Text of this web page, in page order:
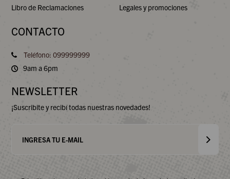
Libro de Reclamaciones
Legales y promociones
CONTACTO
Teléfono: 099999999
9am a 6pm
NEWSLETTER
¡Suscribite y recibí todas nuestras novedades!